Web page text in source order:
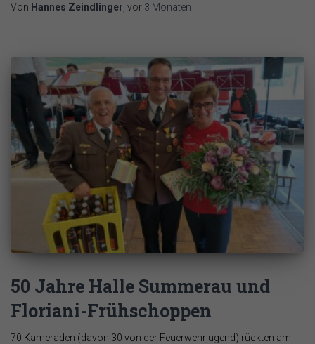
Von Hannes Zeindlinger , vor 3 Monaten
50 Jahre Halle Summerau und
Floriani-Frühschoppen
70 Kameraden (davon 30 von der Feuerwehrjugend) rückten am